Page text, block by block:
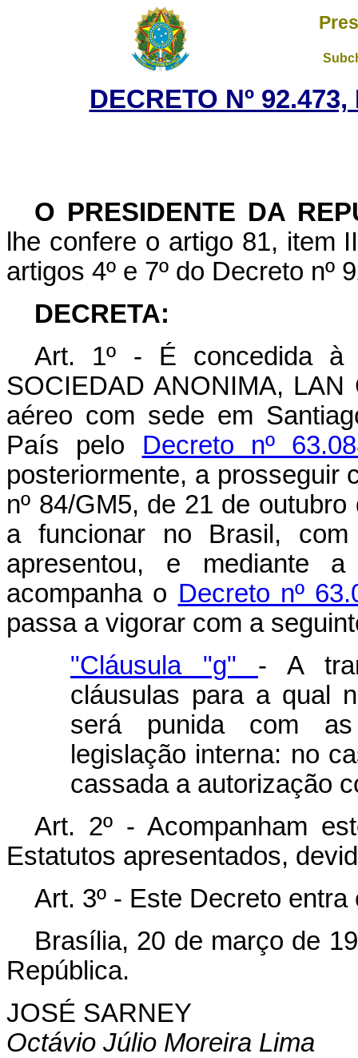
DECRETO Nº
O PRESIDENTE DA
lhe confere o artigo 81, item
artigos 4º e 7º do Decreto nº
DECRETA:
Art. 1º - É concedida à
SOCIEDAD ANONIMA,
aéreo com sede em
País pelo Decreto nº
posteriormente, a prosseguir
nº 84/GM5, de 21 de
a funcionar no Brasil, com
apresentou, e mediante
acompanha o Decreto nº
passa a vigorar com a
"Cláusula "g" - A
cláusulas para a qual
será punida com as
legislação interna: no
cassada a autorização
Art. 2º - Acompanham
Estatutos apresentados,
Art. 3º - Este Decreto
Brasília, 20 de março de
República.
JOSÉ SARNEY
Octávio Júlio Moreira Lima